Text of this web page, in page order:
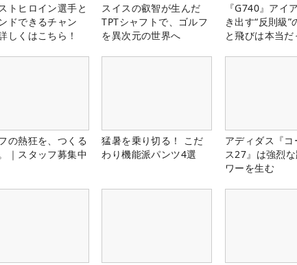
トヒロイン選手と
ドできるチャン
しくはこちら！
スイスの叡智が生んだ
TPTシャフトで、ゴルフ
を異次元の世界へ
『G740』アイ
き出す“反則級”
と飛びは本当だ
の熱狂を、つくる
｜スタッフ募集中
猛暑を乗り切る！ こだ
わり機能派パンツ4選
アディダス『コ
ス27』は強烈
ワーを生む